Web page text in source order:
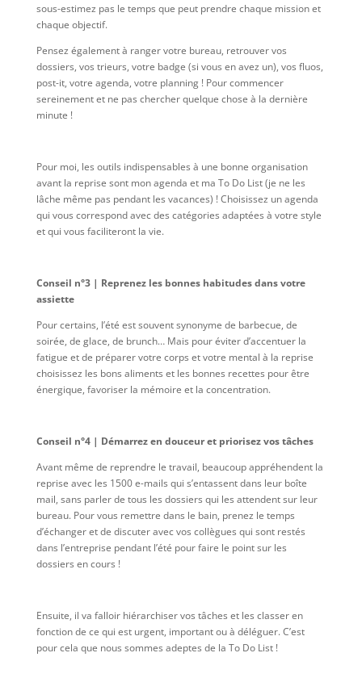
sous-estimez pas le temps que peut prendre chaque mission et
chaque objectif.
Pensez également à ranger votre bureau, retrouver vos
dossiers, vos trieurs, votre badge (si vous en avez un), vos fluos,
post-it, votre agenda, votre planning ! Pour commencer
sereinement et ne pas chercher quelque chose à la dernière
minute !
Pour moi, les outils indispensables à une bonne organisation
avant la reprise sont mon agenda et ma To Do List (je ne les
lâche même pas pendant les vacances) ! Choisissez un agenda
qui vous correspond avec des catégories adaptées à votre style
et qui vous faciliteront la vie.
Conseil n°3 | Reprenez les bonnes habitudes dans votre
assiette
Pour certains, l’été est souvent synonyme de barbecue, de
soirée, de glace, de brunch… Mais pour éviter d’accentuer la
fatigue et de préparer votre corps et votre mental à la reprise
choisissez les bons aliments et les bonnes recettes pour être
énergique, favoriser la mémoire et la concentration.
Conseil n°4 | Démarrez en douceur et priorisez vos tâches
Avant même de reprendre le travail, beaucoup appréhendent la
reprise avec les 1500e-mails qui s’entassent dans leur boîte
mail, sans parler de tous les dossiers qui les attendent sur leur
bureau. Pour vous remettre dans le bain, prenez le temps
d’échanger et de discuter avec vos collègues qui sont restés
dans l’entreprise pendant l’été pour faire le point sur les
dossiers en cours !
Ensuite, il va falloir hiérarchiser vos tâches et les classer en
fonction de ce qui est urgent, important ou à déléguer. C’est
pour cela que nous sommes adeptes de la To Do List !